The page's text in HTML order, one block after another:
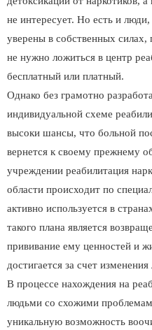
не интересует. Но есть и
уверены в собственных
не нужно ложиться в центр
бесплатный или платный.
Однако без грамотно
индивидуальной схеме
высоки шансы, что больной
вернется к своему прежнему
учреждении реабилитация
области происходит по
активно используется в
такого плана является
прививание ему ценностей и
достигается за счет
В процессе нахождения на
людьми со схожими
уникальную возможность